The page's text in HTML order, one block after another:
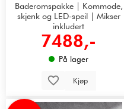
Baderomspakke | Kommode,
skjenk og LED-speil | Mikser
inkludert
7488,-
På lager
Kjøp